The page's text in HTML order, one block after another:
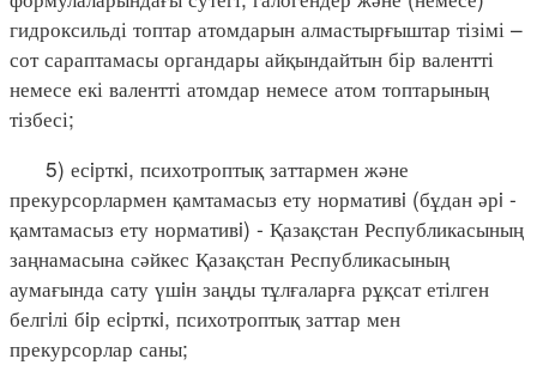
гидроксильді топтар атомдарын алмастырғыштар тізімі –
сот сараптамасы органдары айқындайтын бір валентті
немесе екі валентті атомдар немесе атом топтарының
тізбесі;
5) есiрткi, психотроптық заттармен және
прекурсорлармен қамтамасыз ету нормативi (бұдан әрi -
қамтамасыз ету нормативi) - Қазақстан Республикасының
заңнамасына сәйкес Қазақстан Республикасының
аумағында сату үшiн заңды тұлғаларға рұқсат етілген
белгiлі бiр есiрткi, психотроптық заттар мен
прекурсорлар саны;